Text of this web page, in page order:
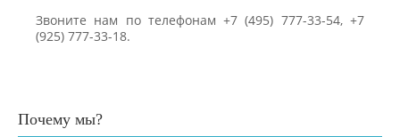
Звоните нам по телефонам +7 (495) 777-33-54, +7
(925) 777-33-18.
Почему мы?